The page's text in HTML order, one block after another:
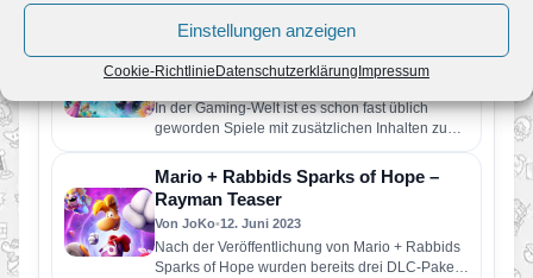
Einstellungen anzeigen
Cookie-Richtlinie Datenschutzerklärung Impressum
Mario + Rabbids Sparks…
Mario + Rabbids Sparks of Hope –
Season Pass Überblick
In der Gaming-Welt ist es schon fast üblich
geworden Spiele mit zusätzlichen Inhalten zum
kostenpflichtigen Download zu versorgen…
Mario + Rabbids Sparks of Hope –
Rayman Teaser
Von JoKo•12. Juni 2023
Nach der Veröffentlichung von Mario + Rabbids
Sparks of Hope wurden bereits drei DLC-Pakete